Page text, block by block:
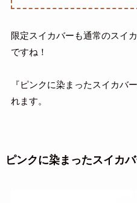
限定スイカバーも通常のスイ
ですね！
『ピンクに染まったスイカバ
れます。
ピンクに染まったスイカ